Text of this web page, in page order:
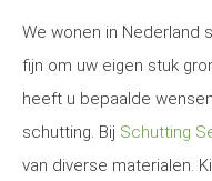
We wonen in Nederland
fijn om uw eigen stuk
heeft u bepaalde
schutting. Bij Schutting
van diverse materialen.